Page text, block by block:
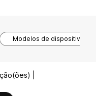
Modelos de dispositivos
|